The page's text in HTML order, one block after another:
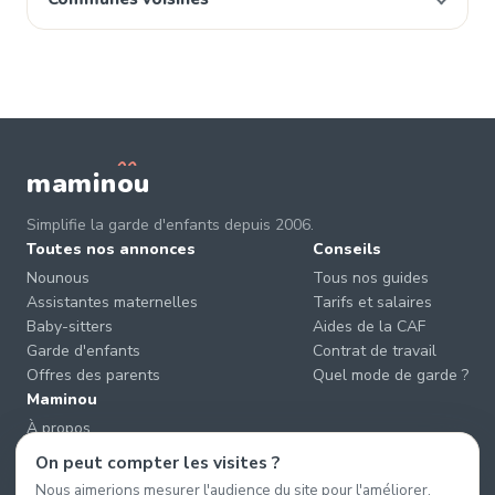
maminou
Simplifie la garde d'enfants depuis 2006.
Toutes nos annonces
Nounous
Assistantes maternelles
Baby-sitters
Garde d'enfants
Offres des parents
Conseils
Tous nos guides
Tarifs et salaires
Aides de la CAF
Contrat de travail
Quel mode de garde ?
Maminou
À propos
Nous contacter
Éviter les arnaques
On peut compter les visites ?
Nous aimerions mesurer l'audience du site pour l'améliorer.